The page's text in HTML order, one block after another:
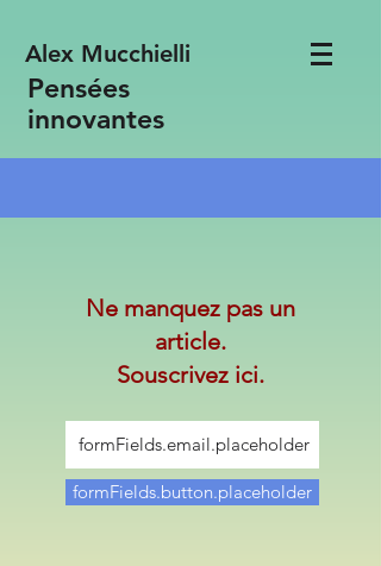
Alex Mucchielli
Pensées
innovantes
Ne manquez pas un
article.
Souscrivez ici.
formFields.button.placeholder